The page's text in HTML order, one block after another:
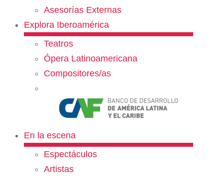
Asesorías Externas
Explora Iberoamérica
Teatros
Ópera Latinoamericana
Compositores/as
En la escena
Espectáculos
Artistas